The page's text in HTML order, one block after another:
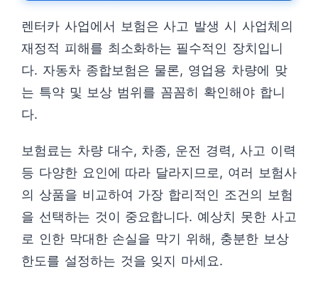
렌터카 사업에서 보험은 사고 발생 시 사업체의
재정적 피해를 최소화하는 필수적인 장치입니
다. 자동차 종합보험은 물론, 영업용 차량에 맞
는 특약 및 보상 범위를 꼼꼼히 확인해야 합니
다.
보험료는 차량 대수, 차종, 운전 경력, 사고 이력
등 다양한 요인에 따라 달라지므로, 여러 보험사
의 상품을 비교하여 가장 합리적인 조건의 보험
을 선택하는 것이 중요합니다. 예상치 못한 사고
로 인한 막대한 손실을 막기 위해, 충분한 보상
한도를 설정하는 것을 잊지 마세요.